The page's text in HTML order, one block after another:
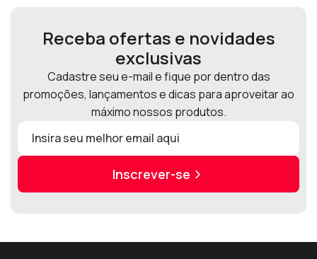
Receba ofertas e novidades
exclusivas
Cadastre seu e-mail e fique por dentro das
promoções, lançamentos e dicas para aproveitar ao
máximo nossos produtos.
Inscrever-se